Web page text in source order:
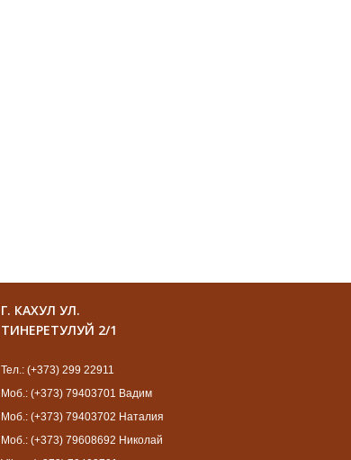
Г. КАХУЛ УЛ.
ТИНЕРЕТУЛУЙ 2/1
Тел.: (+373) 299 22911
Моб.: (+373) 79403701 Вадим
Моб.: (+373) 79403702 Наталия
Моб.: (+373) 79608692 Николай